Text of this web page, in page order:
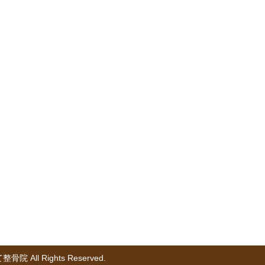
骨院 All Rights Reserved.